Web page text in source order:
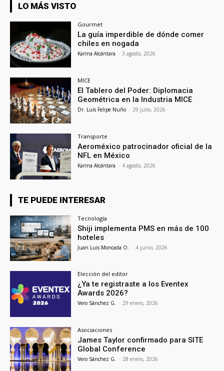
LO MÁS VISTO
Gourmet
La guía imperdible de dónde comer
chiles en nogada
Karina Alcántara - 3 agosto, 2026
MICE
El Tablero del Poder: Diplomacia
Geométrica en la Industria MICE
Dr. Luis Felipe Nuño - 29 julio, 2026
Transporte
Aeroméxico patrocinador oficial de la
NFL en México
Karina Alcántara - 4 agosto, 2026
TE PUEDE INTERESAR
Tecnología
Shiji implementa PMS en más de 100
hoteles
Juan Luis Moncada O. - 4 junio, 2026
Elección del editor
¿Ya te registraste a los Eventex
Awards 2026?
Vero Sánchez G. - 29 enero, 2026
Asociaciones
James Taylor confirmado para SITE
Global Conference
Vero Sánchez G. - 28 enero, 2026